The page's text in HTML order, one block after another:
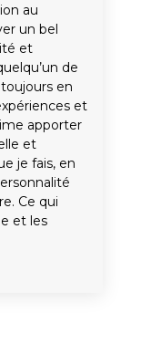
au
un bel
et
de
en
et
apporter
et
je fais, en
Ce qui
et les